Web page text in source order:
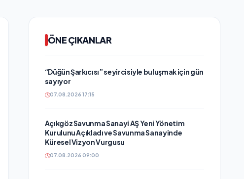
ÖNE ÇIKANLAR
“Düğün Şarkıcısı” seyircisiyle buluşmak için gün
sayıyor
07.08.2026 17:15
Açıkgöz Savunma Sanayi AŞ Yeni Yönetim
Kurulunu Açıkladı ve Savunma Sanayinde
Küresel Vizyon Vurgusu
07.08.2026 09:00